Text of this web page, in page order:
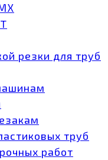
резки для труб
труб
работ